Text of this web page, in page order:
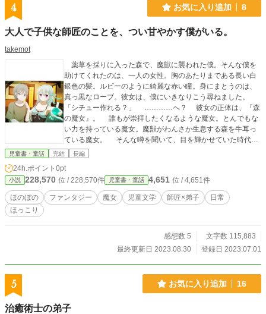
4 お気に入り追加 8
大人で子供な師匠のことを、つい甘やかす僕がいる。
takemot
薬草を採りに入った森で、魔獣に襲われた僕。そんな僕を
助けてくれたのは、一人の女性。胸のあたりまである長い白
銀色の髪。ルビーのように綺麗な赤い瞳。身にまとうのは、
真っ黒なローブ。彼女は、僕にいきなりこう尋ねました。
「シチュー作れる？」 …………へ？ 彼女の正体は、『森
の魔女』。 誰もが崇拝したくなるような魔女。とんでもな
い力を持っている魔女。魔獣がわんさか生息する森を牛耳っ
ている魔女。 そんな噂を聞いて、目を輝かせていた時代が
僕にもありました。 どういうわけか、僕は彼女の弟子にな
うなんだよ」 「あ、さっきよりミルク多めで！」 「今日はダ
ラダラするって決めてたから！」 はあ……。師匠、もっと
しっかりしてくださいよ。 子供っぽい師匠。そんな師匠
に、今日も僕は振り回されっぱなし。 でも時折、大人っぽ
s://twitter.com/oosakiamu）からいただきました。
児童書・童話 完結 長編
24h.ポイント 0pt
小説 228,570 位 / 228,570件 児童書・童話 4,651 位 / 4,651件
ほのぼの ファンタジー 魔女 児童文学 師匠×弟子
日常
ほっこり
感想数 5
文字数 115,883
最終更新日 2023.08.30
登録日 2023.07.01
5 お気に入り追加 16
治癒術士の弟子